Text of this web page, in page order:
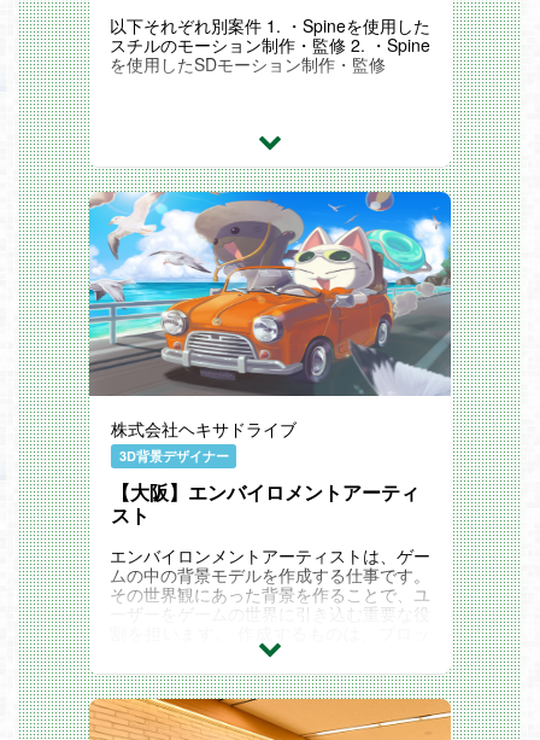
以下それぞれ別案件 1. ・Spineを使用した
スチルのモーション制作・監修 2. ・Spine
を使用したSDモーション制作・監修
株式会社ヘキサドライブ
3D背景デザイナー
【大阪】エンバイロメントアーティ
スト
エンバイロンメントアーティストは、ゲー
ムの中の背景モデルを作成する仕事です。
その世界観にあった背景を作ることで、ユ
ーザーをゲームの世界に引き込む重要な役
プから大規模な背景等のモデリング、また
それらの...